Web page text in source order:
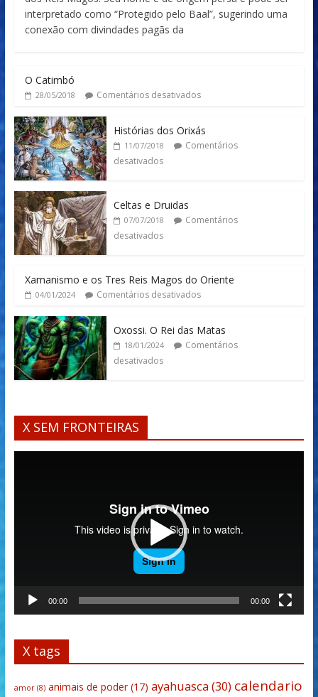
interpretado como “Protegido pelo Baal”, sugerindo uma
conexão com divindades pagãs da
O Catimbó
28/05/2018 Comentários desativados
Histórias dos Orixás
11/07/2018
Comentários
desativados
Celtas e Druidas
07/07/2018
Comentários
desativados
Xamanismo e os Tres Reis Magos do Oriente
04/01/2024 Comentários desativados
Oxossi. O Rei das Matas
18/01/2024
Comentários
desativados
X SEM FRONTEIRAS
00:00 00:00
X tags
amor(8) animais de poder(17) ayahuasca(30) calendario